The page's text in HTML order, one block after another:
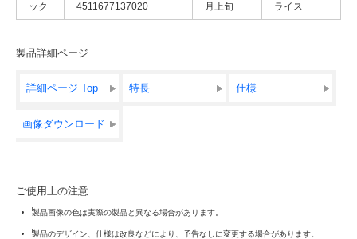
ック
4511677137020
月上旬
ライス
製品詳細ページ
詳細ページ Top 特長 仕様
画像ダウンロード
ご使用上の注意
製品画像の色は実際の製品と異なる場合があります。
製品のデザイン、仕様は改良などにより、予告なしに変更する場合があります。